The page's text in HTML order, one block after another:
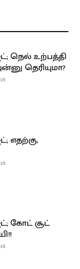
நெல் உற்பத்தி
தெரியுமா?
எதற்கு,
கோட் சூட்